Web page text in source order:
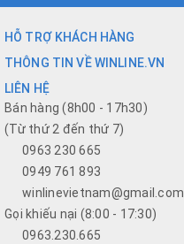
HỖ TRỢ KHÁCH HÀNG
THÔNG TIN VỀ WINLINE.VN
LIÊN HỆ
Bán hàng (8h00 - 17h30)
(Từ thứ 2 đến thứ 7)
0963 230 665
0949 761 893
winlinevietnam@gmail.com
Gọi khiếu nại (8:00 - 17:30)
0963.230.665